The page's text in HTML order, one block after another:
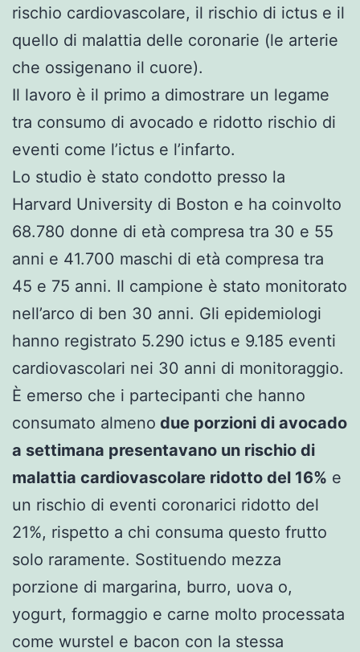
rischio cardiovascolare, il rischio di ictus e il
quello di malattia delle coronarie (le arterie
che ossigenano il cuore).
Il lavoro è il primo a dimostrare un legame
tra consumo di avocado e ridotto rischio di
eventi come l’ictus e l’infarto.
Lo studio è stato condotto presso la
Harvard University di Boston e ha coinvolto
68.780 donne di età compresa tra 30 e 55
anni e 41.700 maschi di età compresa tra
45 e 75 anni. Il campione è stato monitorato
nell’arco di ben 30 anni. Gli epidemiologi
hanno registrato 5.290 ictus e 9.185 eventi
cardiovascolari nei 30 anni di monitoraggio.
È emerso che i partecipanti che hanno
consumato almeno due porzioni di avocado
a settimana presentavano un rischio di
malattia cardiovascolare ridotto del 16% e
un rischio di eventi coronarici ridotto del
21%, rispetto a chi consuma questo frutto
solo raramente. Sostituendo mezza
porzione di margarina, burro, uova o,
yogurt, formaggio e carne molto processata
come wurstel e bacon con la stessa